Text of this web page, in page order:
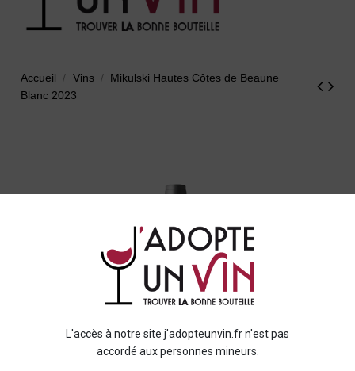
L'accès à notre site j'adopteunvin.fr n'est pas
accordé aux personnes mineurs.
Accueil Vins
Mikulski Hautes Côtes de Beaune
Blanc 2023